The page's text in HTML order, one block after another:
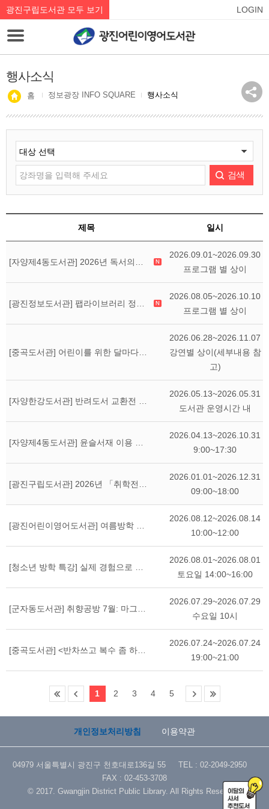
광진구립도서관 모두 보기 LOGIN
행사소식
홈 정보광장 INFO SQUARE 행사소식
검색
제목 일시
[자양제4동도서관] 2026년 독서의달 행사 안내
2026.09.01~2026.09.30
프로그램 별 상이
[광진정보도서관] 팹라이브러리 정규 프로그램 하반기 모집 일정 안내
2026.08.05~2026.10.10
프로그램 별 상이
[중곡도서관] 어린이를 위한 달마다 작가와의 만남 안내(9/5 강연 취소)
2026.06.28~2026.11.07
강연별 상이(세부내용 참
고)
[자양한강도서관] 반려도서 교환전 & 반려책 사연 공모 '나의 반려책을 소개합니다'
2026.05.13~2026.05.31
도서관 운영시간 내
[자양제4동도서관] 윤슬서재 이용 안내
2026.04.13~2026.10.31
9:00~17:30
[광진구립도서관] 2026년 「취학전 500권 이상 읽기」 안내
2026.01.01~2026.12.31
09:00~18:00
[광진어린이영어도서관] 여름방학 독서교실 -Book&Bloom-
2026.08.12~2026.08.14
10:00~12:00
[청소년 방학 특강] 실제 경험으로 배우는 자기주도학습 전략
2026.08.01~2026.08.01
토요일 14:00~16:00
[군자동도서관] 취향공방 7월: 마그넷 테라리움
2026.07.29~2026.07.29
수요일 10시
[중곡도서관] <반차쓰고 복수 좀 하고 오겠습니다> 홍선주 작가와의 만남
2026.07.24~2026.07.24
19:00~21:00
1 2 3 4 5
개인정보처리방침 이용약관
04979 서울특별시 광진구 천호대로136길 55 TEL : 02-2049-2950
FAX : 02-453-3708
© 2017. Gwangjin District Public Library. All Rights Reserved.